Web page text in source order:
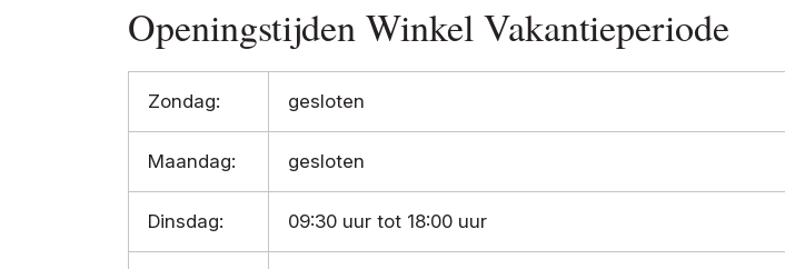
Openingstijden Winkel Vakantieperiode
Zondag: gesloten
Maandag: gesloten
Dinsdag: 09:30 uur tot 18:00 uur